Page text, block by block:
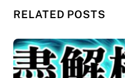
RELATED POSTS